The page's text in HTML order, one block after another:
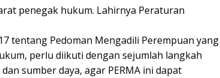
penegak hukum. Lahirnya Peraturan
tentang Pedoman Mengadili Perempuan yang
perlu diikuti dengan sejumlah langkah
sumber daya, agar PERMA ini dapat